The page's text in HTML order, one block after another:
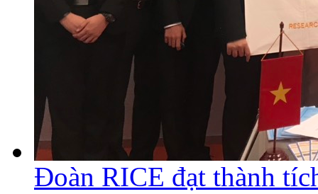
Đoàn RICE đạt thành